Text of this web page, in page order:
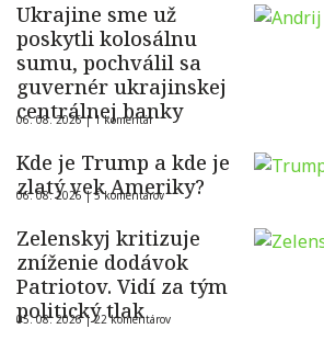
Ukrajine sme už
poskytli kolosálnu
sumu, pochválil sa
guvernér ukrajinskej
centrálnej banky
06. 08. 2026 |1 komentár
Kde je Trump a kde je
zlatý vek Ameriky?
06. 08. 2026 |5 komentárov
Zelenskyj kritizuje
zníženie dodávok
Patriotov. Vidí za tým
politický tlak
05. 08. 2026 |22 komentárov